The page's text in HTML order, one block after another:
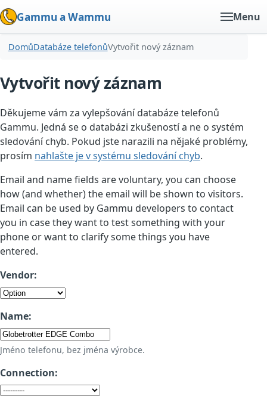
Gammu a Wammu Menu
DomůDatabáze telefonůVytvořit nový záznam
Vytvořit nový záznam
Děkujeme vám za vylepšování databáze telefonů
Gammu. Jedná se o databázi zkušeností a ne o systém
sledování chyb. Pokud jste narazili na nějaké problémy,
prosím nahlašte je v systému sledování chyb.
Email and name fields are voluntary, you can choose
how (and whether) the email will be shown to visitors.
Email can be used by Gammu developers to contact
you in case they want to test something with your
phone or want to clarify some things you have
entered.
Vendor:
Name:
Jméno telefonu, bez jména výrobce.
Connection: